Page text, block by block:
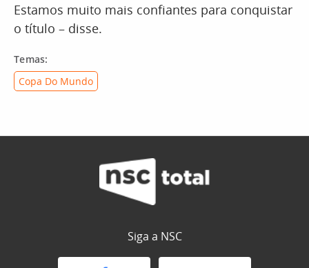
Estamos muito mais confiantes para conquistar
o título – disse.
Temas:
Copa Do Mundo
Siga a NSC